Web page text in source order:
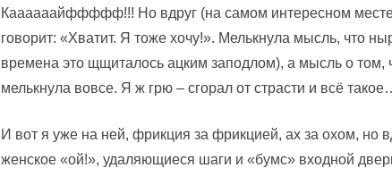
Каааааайффффф!!! Но вдруг (на самом интересном
говорит: «Хватит. Я тоже хочу!». Мелькнула мысль, что
времена это щщиталось ацким заподлом), а мысль о том,
мелькнула вовсе. Я ж грю – сгорал от страсти и всё
И вот я уже на ней, фрикция за фрикцией, ах за охом, но
женское «ой!», удаляющиеся шаги и «бумс» входной